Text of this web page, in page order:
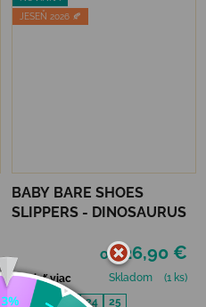
JESEŇ 2026 🍂
BABY BARE SHOES
SLIPPERS - DINOSAURUS
od26,90 €
Pozrieť viac Skladom
(1 ks)
21
22 23 24
25